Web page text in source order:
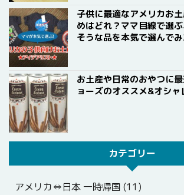
子供に最適なアメリカお
めはどれ？ママ目線で選
そうな品を本気で選んでみ
お土産や日常のおやつに
ョーズのオススメ&オシャ
カテゴリー
アメリカ⇔日本 一時帰国 (11)